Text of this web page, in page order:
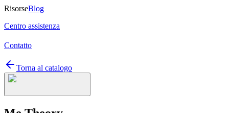
RisorseBlog
Centro assistenza
Contatto
Torna al catalogo